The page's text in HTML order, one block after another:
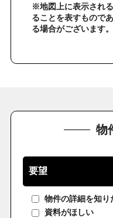
※地図上に表示され
ることを表すもので
る場合がございます。
物
要望
物件の詳細を知り
資料がほしい